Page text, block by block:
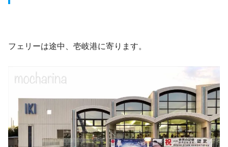
フェリーは途中、壱岐港に寄ります。